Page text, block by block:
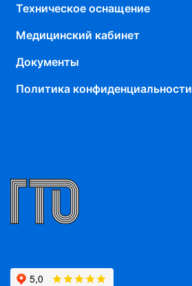
Техническое оснащение
Медицинский кабинет
Документы
Политика конфиденциальности